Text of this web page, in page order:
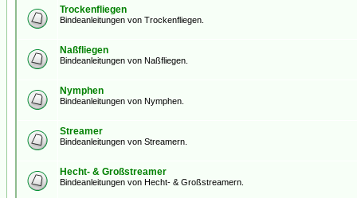
Trockenfliegen
Bindeanleitungen von Trockenfliegen.
Naßfliegen
Bindeanleitungen von Naßfliegen.
Nymphen
Bindeanleitungen von Nymphen.
Streamer
Bindeanleitungen von Streamern.
Hecht- & Großstreamer
Bindeanleitungen von Hecht- & Großstreamern.